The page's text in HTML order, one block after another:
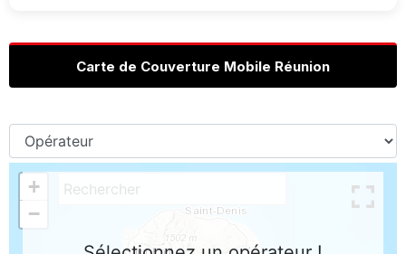
Carte de Couverture Mobile Réunion